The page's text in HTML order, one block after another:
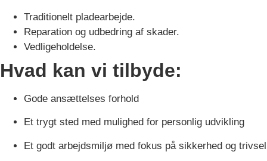
Traditionelt pladearbejde.
Reparation og udbedring af skader.
Vedligeholdelse.
Hvad kan vi tilbyde:
Gode ansættelses forhold
Et trygt sted med mulighed for personlig udvikling
Et godt arbejdsmiljø med fokus på sikkerhed og trivsel